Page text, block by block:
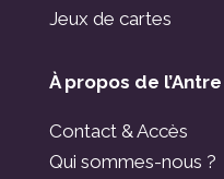
Jeux de cartes
À propos de l’Antre
Contact & Accès
Qui sommes-nous ?